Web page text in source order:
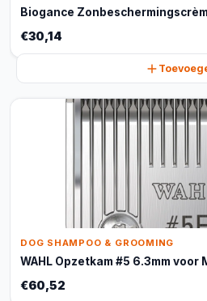
Biogance
€30,14
DOG SHAMPOO & GROOMING
WAHL Opzetkam #5 6.3mm voor
€60,52